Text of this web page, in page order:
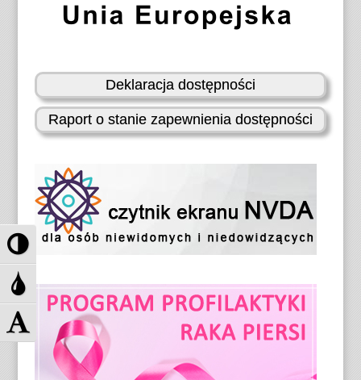
P
r
z
e
ł
ą
P
r
z
e
Z
m
Deklaracja dostępności
Raport o stanie zapewnienia dostępności